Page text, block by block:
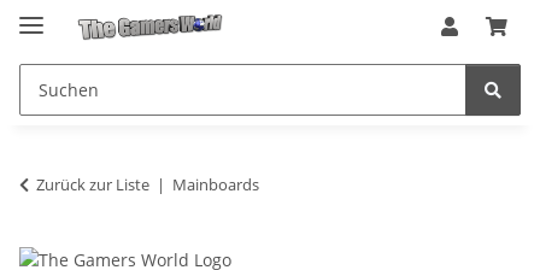
Zurück zur Liste Mainboards